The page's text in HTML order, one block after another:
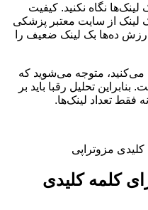
لینک‌ها نگاه نکنید. کیفیت
لینک از سایت معتبر پزشکی
ده‌ها بک لینک ضعیف را
متوجه می‌شوید که
تحلیل رقبا باید بر
فقط تعداد لینک‌ها.
کلمه کلیدی